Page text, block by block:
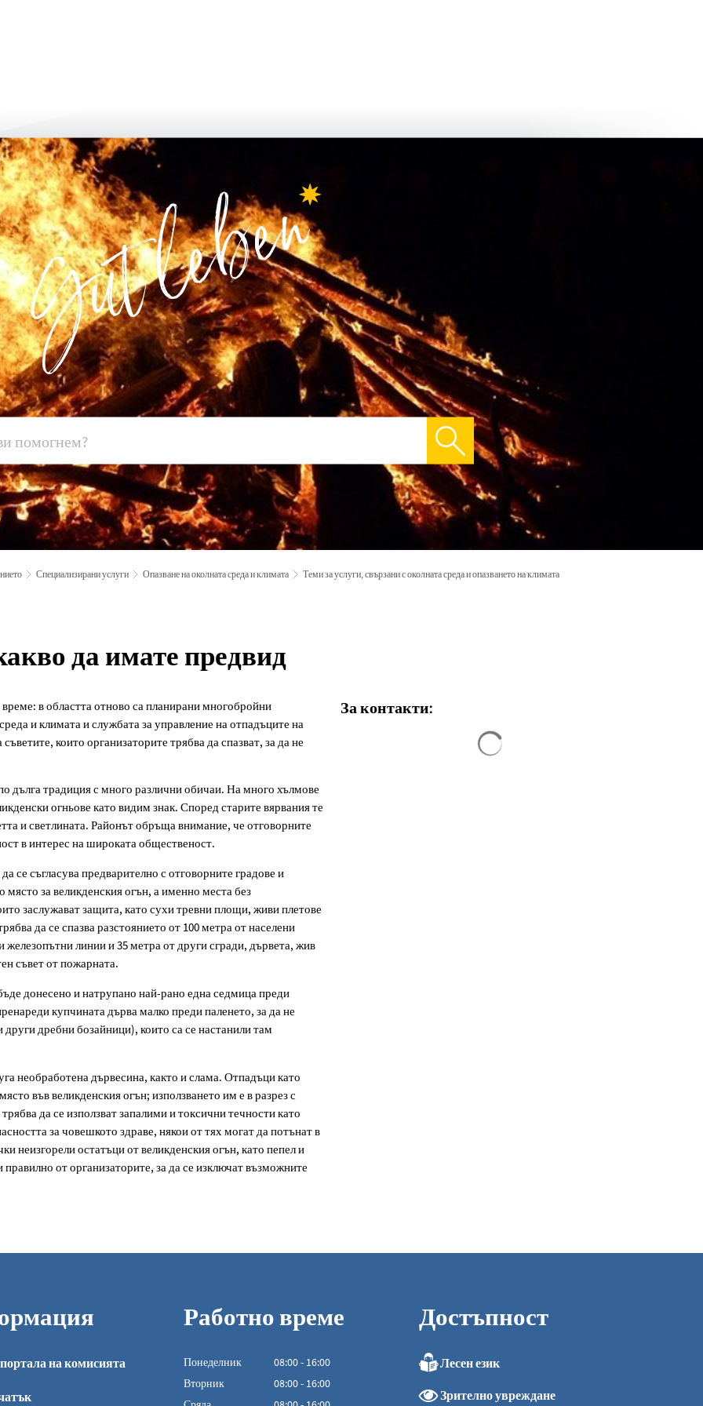
и кандидатстване
Специализирани услуги Опазване на околната среда и климата
Теми за услуги, свързани с околната среда и опазването на климата
да имате предвид
в областта отново са планирани многобройни
и климата и службата за управление на отпадъците на
които организаторите трябва да спазват, за да не
дълга традиция с много различни обичаи. На много хълмове
огньове като видим знак. Според старите вярвания те
и светлината. Районът обръща внимание, че отговорните
в интерес на широката общественост.
се съгласува предварително с отговорните градове и
за великденския огън, а именно места без
заслужават защита, като сухи тревни площи, живи плетове
да се спазва разстоянието от 100 метра от населени
линии и 35 метра от други сгради, дървета, жив
съвет от пожарната.
донесено и натрупано най-рано една седмица преди
купчината дърва малко преди паленето, за да не
дребни бозайници), които са се настанили там
необработена дървесина, както и слама. Отпадъци като
във великденския огън; използването им е в разрез с
да се използват запалими и токсични течности като
за човешкото здраве, някои от тях могат да потънат в
неизгорели остатъци от великденския огън, като пепел и
от организаторите, за да се изключат възможните
За контакти:
на комисията
Работно време
Понеделник 08:00- 16:00
От 08:00 до 16:00
Вторник 08:00- 16:00
От 08:00 до 16:00
Достъпност
Лесен език
Зрително увреждане